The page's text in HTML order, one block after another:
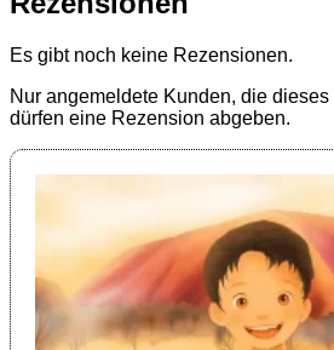
Es gibt noch keine Rezensionen.
Nur angemeldete Kunden, die
dürfen eine Rezension abgeben.